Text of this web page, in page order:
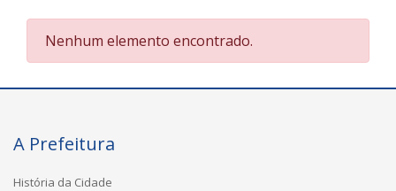
Nenhum elemento encontrado.
A Prefeitura
História da Cidade